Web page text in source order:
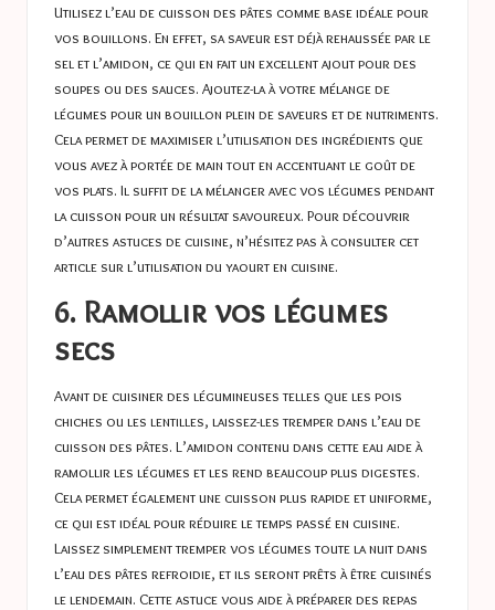
Utilisez l’eau de cuisson des pâtes comme base idéale pour
vos bouillons. En effet, sa saveur est déjà rehaussée par le
sel et l’amidon, ce qui en fait un excellent ajout pour des
soupes ou des sauces. Ajoutez-la à votre mélange de
légumes pour un bouillon plein de saveurs et de nutriments.
Cela permet de maximiser l’utilisation des ingrédients que
vous avez à portée de main tout en accentuant le goût de
vos plats. Il suffit de la mélanger avec vos légumes pendant
la cuisson pour un résultat savoureux. Pour découvrir
d’autres astuces de cuisine, n’hésitez pas à consulter cet
article sur l’utilisation du yaourt en cuisine.
6. Ramollir vos légumes
secs
Avant de cuisiner des légumineuses telles que les pois
chiches ou les lentilles, laissez-les tremper dans l’eau de
cuisson des pâtes. L’amidon contenu dans cette eau aide à
ramollir les légumes et les rend beaucoup plus digestes.
Cela permet également une cuisson plus rapide et uniforme,
ce qui est idéal pour réduire le temps passé en cuisine.
Laissez simplement tremper vos légumes toute la nuit dans
l’eau des pâtes refroidie, et ils seront prêts à être cuisinés
le lendemain. Cette astuce vous aide à préparer des repas